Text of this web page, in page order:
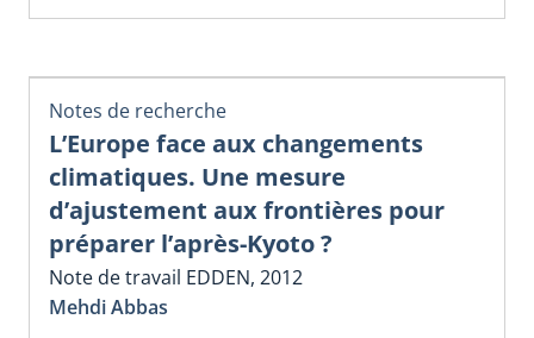
Notes de recherche
L’Europe face aux changements
climatiques. Une mesure
d’ajustement aux frontières pour
préparer l’après-Kyoto ?
Note de travail EDDEN, 2012
Mehdi Abbas